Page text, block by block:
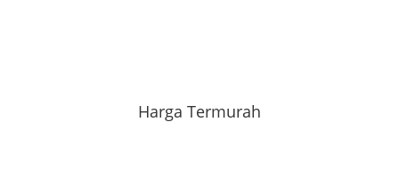
Harga Termurah